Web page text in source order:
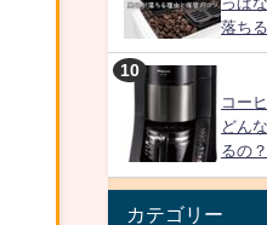
落ち
コー
どん
るの？
カテゴリー